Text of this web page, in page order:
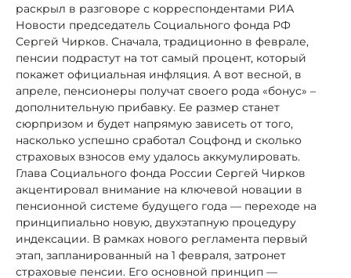
раскрыл в разговоре с корреспондентами РИА
Новости председатель Социального фонда РФ
Сергей Чирков. Сначала, традиционно в феврале,
пенсии подрастут на тот самый процент, который
покажет официальная инфляция. А вот весной, в
апреле, пенсионеры получат своего рода «бонус» –
дополнительную прибавку. Ее размер станет
сюрпризом и будет напрямую зависеть от того,
насколько успешно сработал Соцфонд и сколько
страховых взносов ему удалось аккумулировать.
Глава Социального фонда России Сергей Чирков
акцентировал внимание на ключевой новации в
пенсионной системе будущего года — переходе на
принципиально новую, двухэтапную процедуру
индексации. В рамках нового регламента первый
этап, запланированный на 1 февраля, затронет
страховые пенсии. Его основной принцип —